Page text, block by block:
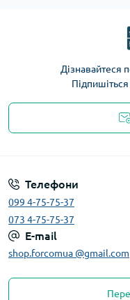
Дізнавайтеся
Телефони
099 4-75-75-37
073 4-75-75-37
E-mail
shop.forcomua @gmail.com